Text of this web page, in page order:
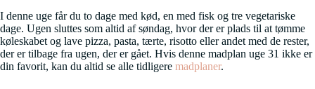
I denne uge får du to dage med kød, en med fisk og tre vegetariske
dage. Ugen sluttes som altid af søndag, hvor der er plads til at tømme
køleskabet og lave pizza, pasta, tærte, risotto eller andet med de rester,
der er tilbage fra ugen, der er gået. Hvis denne madplan uge 31 ikke er
din favorit, kan du altid se alle tidligere madplaner.